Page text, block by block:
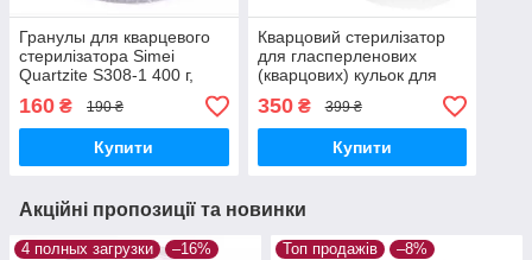
Гранулы для кварцевого
стерилізатора Simei
Quartzite S308-1 400 г,
кварцові гранули для
стерилізації, кулькі
гласперенові
160 ₴ 190 ₴
Купити
Кварцовий стерилізатор
для гласперленових
(кварцових) кульок для
манікюрних інструментів
для барбера
350₴ 399 ₴
Купити
Акційні пропозиції та новинки
4 полных загрузки –16% Топ продажів –8%